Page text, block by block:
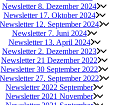
News­let­ter 8. Dezem­ber 2024
News­let­ter 17. Okto­ber 2024
News­let­ter 12. Sep­tem­ber 2024
News­let­ter 7. Juni 2024
News­let­ter 13. April 2024
News­let­ter 2. Dezem­ber 2023
News­let­ter 21 Dezem­ber 2022
News­let­ter 30 Sep­tem­ber 2022
News­let­ter 27. Sep­tem­ber 2022
News­let­ter 2022 September
News­let­ter 2021 November